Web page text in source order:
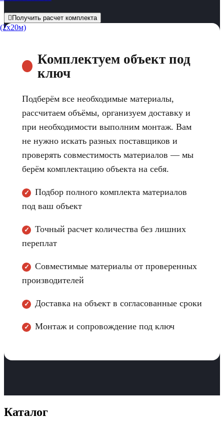
Получить расчет комплекта
Комплектуем объект под
ключ
Подберём все необходимые материалы,
рассчитаем объёмы, организуем доставку и
при необходимости выполним монтаж. Вам
не нужно искать разных поставщиков и
проверять совместимость материалов — мы
берём комплектацию объекта на себя.
✓
Подбор полного комплекта материалов
под ваш объект
✓
Точный расчет количества без лишних
переплат
✓
Совместимые материалы от проверенных
производителей
✓ Доставка на объект в согласованные сроки
✓ Монтаж и сопровождение под ключ
Каталог